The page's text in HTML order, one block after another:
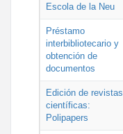
Escola de la Neu
Préstamo
interbibliotecario y
obtención de
documentos
Edición de revistas
científicas:
Polipapers